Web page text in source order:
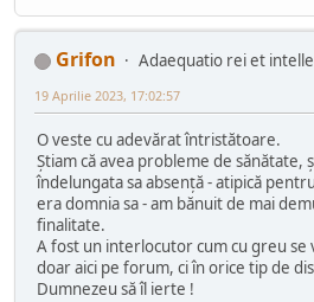
Grifon
Adaequatio rei et
19 Aprilie 2023, 17:02:57
O veste cu adevărat întristătoare.
Știam că avea probleme de sănătate,
îndelungata sa absență - atipică
era domnia sa - am bănuit de mai
finalitate.
A fost un interlocutor cum cu greu se
doar aici pe forum, ci în orice tip de
Dumnezeu să îl ierte !